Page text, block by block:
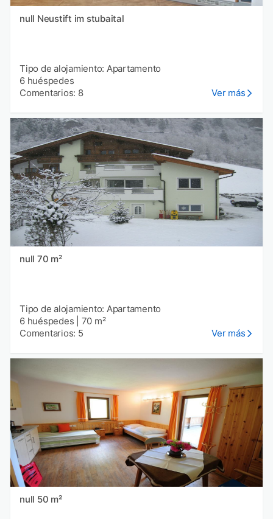
null Neustift im stubaital
Tipo de alojamiento: Apartamento
6 huéspedes
Comentarios: 8
Ver más
null 70 m²
Tipo de alojamiento: Apartamento
6 huéspedes
70 m²
Comentarios: 5
Ver más
null 50 m²